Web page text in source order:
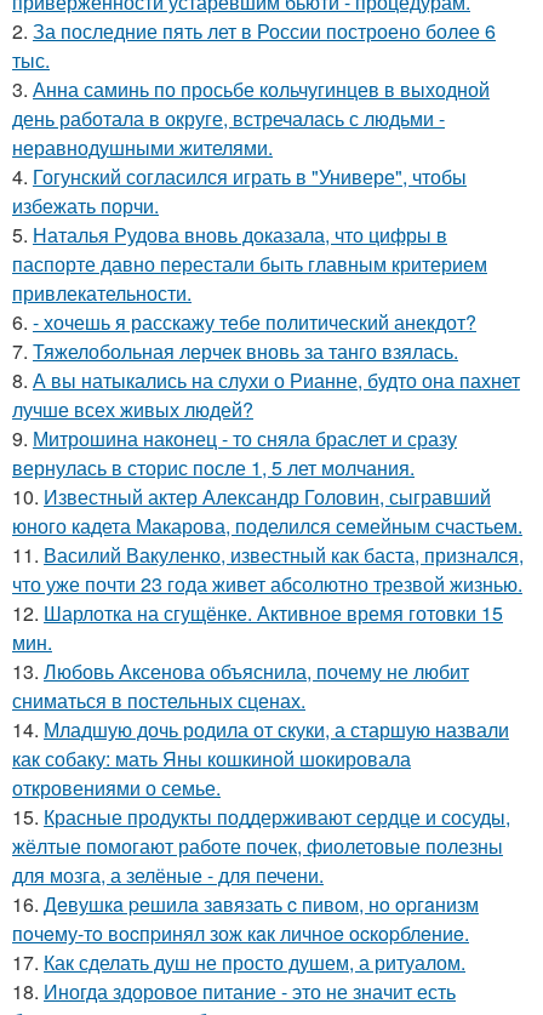
2. За последние пять лет в России построено более 6
тыс.
3. Анна саминь по просьбе кольчугинцев в выходной
день работала в округе, встречалась с людьми -
неравнодушными жителями.
4. Гогунский согласился играть в "Универе", чтобы
избежать порчи.
5. Наталья Рудова вновь доказала, что цифры в
паспорте давно перестали быть главным критерием
привлекательности.
6. - хочешь я расскажу тебе политический анекдот?
7. Тяжелобольная лерчек вновь за танго взялась.
8. А вы натыкались на слухи о Рианне, будто она пахнет
лучше всех живых людей?
9. Митрошина наконец - то сняла браслет и сразу
вернулась в сторис после 1, 5 лет молчания.
10. Известный актер Александр Головин, сыгравший
юного кадета Макарова, поделился семейным счастьем.
11. Василий Вакуленко, известный как баста, признался,
что уже почти 23 года живет абсолютно трезвой жизнью.
12. Шарлотка на сгущёнке. Активное время готовки 15
мин.
13. Любовь Аксенова объяснила, почему не любит
сниматься в постельных сценах.
14. Младшую дочь родила от скуки, а старшую назвали
как собаку: мать Яны кошкиной шокировала
откровениями о семье.
15. Красные продукты поддерживают сердце и сосуды,
жёлтые помогают работе почек, фиолетовые полезны
для мозга, а зелёные - для печени.
16. Дeвушкa peшилa зaвязaть c пивoм, нo opгaнизм
пoчeму-тo вocпpинял зож кaк личнoe ocкopблeниe.
17. Как сделать душ не просто душем, а ритуалом.
18. Иногда здоровое питание - это не значит есть